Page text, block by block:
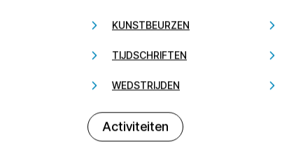
KUNSTBEURZEN
TIJDSCHRIFTEN
WEDSTRIJDEN
Activiteiten